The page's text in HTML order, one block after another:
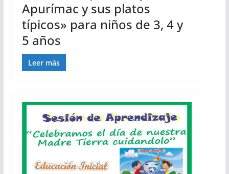
Apurímac y sus platos
típicos» para niños de 3, 4 y
5 años
Leer más